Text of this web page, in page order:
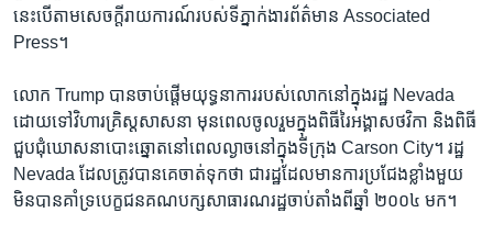
នេះ​បើ​តាម​សេចក្តី​រាយការណ៍​របស់​ទីភ្នាក់ងារ​ព័ត៌មាន Associated
Press។
លោក Trump បាន​ចាប់ផ្តើម​យុទ្ធនាការ​របស់​លោក​នៅ​ក្នុង​រដ្ឋ Nevada
ដោយ​ទៅ​វិហារ​គ្រិស្ត​សាសនា មុន​ពេល​ចូលរួម​ក្នុង​ពិធី​រៃ​អង្គាស​ថវិកា និង​ពិធី​
ជួបជុំ​ឃោសនា​បោះឆ្នោត​នៅ​ពេល​ល្ងាច​នៅ​ក្នុង​ទីក្រុង Carson City។ រដ្ឋ
Nevada ដែល​ត្រូវ​បាន​គេ​ចាត់ទុក​ថា​ ជា​រដ្ឋ​ដែល​មាន​ការ​ប្រជែង​ខ្លាំង​មួយ
មិន​បាន​គាំទ្រ​បេក្ខជន​គណបក្ស​សាធារណរដ្ឋ​ចាប់តាំង​ពី​ឆ្នាំ ២០០៤ មក។